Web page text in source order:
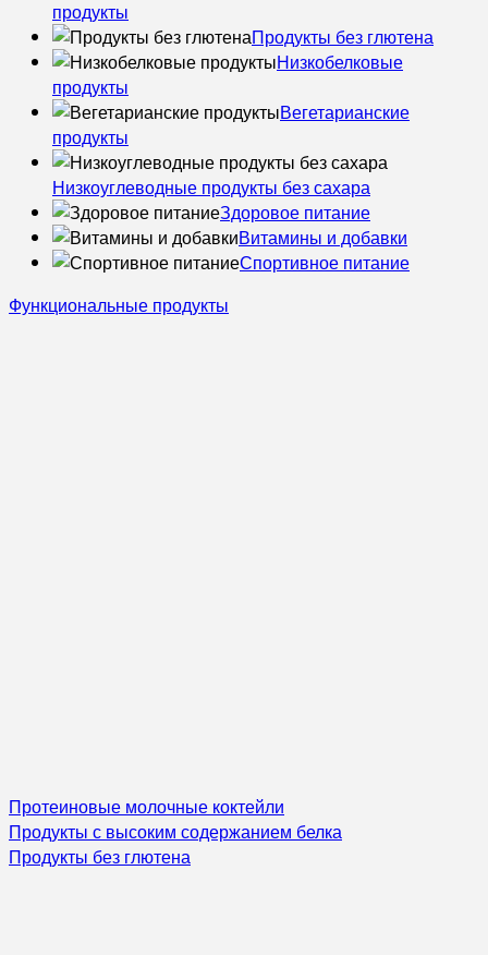
продукты
Продукты без глютена
Низкобелковые
продукты
Вегетарианские
продукты
Низкоуглеводные продукты без сахара
Здоровое питание
Витамины и добавки
Спортивное питание
Функциональные продукты
Протеиновые молочные коктейли
Продукты с высоким содержанием белка
Продукты без глютена